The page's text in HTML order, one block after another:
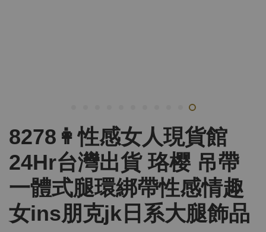
8278👩性感女人現貨館
24Hr台灣出貨 珞樱 吊帶
一體式腿環綁帶性感情趣
女ins朋克jk日系大腿飾品